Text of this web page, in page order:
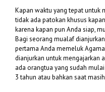
Kapan waktu yang tepat untuk
tidak ada patokan khusus
karena kapan pun Anda siap,
Bagi seorang mualaf
pertama Anda memeluk
dianjurkan untuk mengajarkan
ada orangtua yang sudah
3 tahun atau bahkan saat